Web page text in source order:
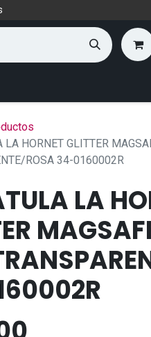
LA HORNET GLITTER
ROSA 34-0160002R
LA